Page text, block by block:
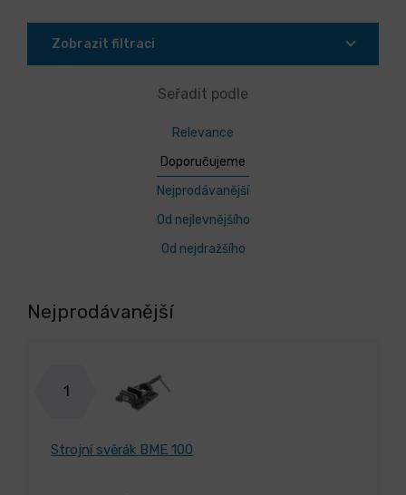
Zobrazit filtraci
Seřadit podle
Relevance
Doporučujeme
Nejprodávanější
Od nejlevnějšího
Od nejdražšího
Nejprodávanější
1
Strojní svěrák BME 100